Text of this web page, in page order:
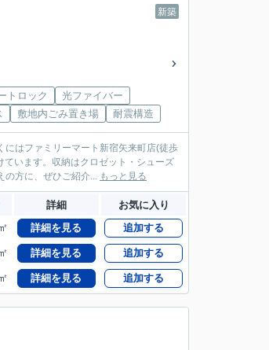
新築
トロック
光ファイバー
敷地内ごみ置き場 耐震構造
はファミリーマート新宿矢来町店(徒歩
います。収納はクロゼット・シューズ
の方に、ぜひご紹介... もっと見る
詳細 お気に入り
詳細を見る 追加する
詳細を見る 追加する
詳細を見る 追加する